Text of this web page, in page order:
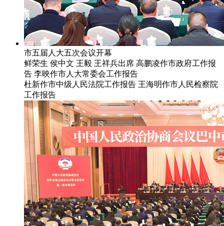
市五届人大五次会议开幕
鲜荣生 侯中文 王毅 王祥兵出席 高鹏凌作市政府工作报
告 李映作市人大常委会工作报告
杜新作市中级人民法院工作报告 王海明作市人民检察院
工作报告